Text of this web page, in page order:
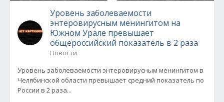
Уровень заболеваемости
энтеровирусным менингитом на
Южном Урале превышает
общероссийский показатель в 2 раза
Новости
Уровень заболеваемости энтеровирусным менингитом в
Челябинской области превышает средний показатель по
России в 2 раза...